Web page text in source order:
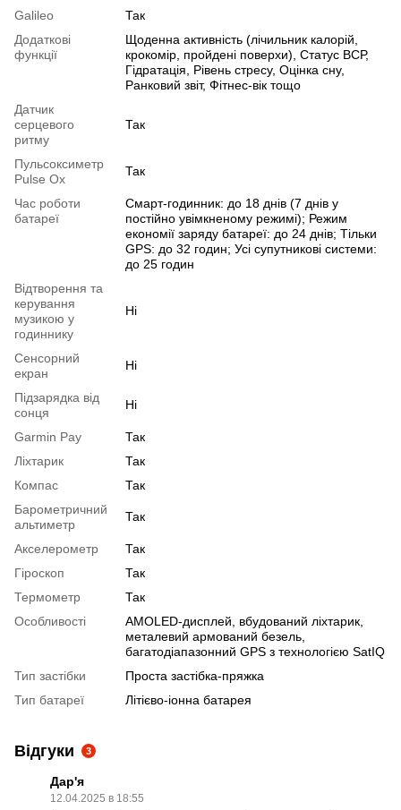
Galileo
Так
Додаткові
функції
Щоденна активність (лічильник калорій,
крокомір, пройдені поверхи), Статус ВСР,
Гідратація, Рівень стресу, Оцінка сну,
Ранковий звіт, Фітнес-вік тощо
Датчик
серцевого
ритму
Так
Пульсоксиметр
Pulse Ox
Так
Час роботи
батареї
Смарт-годинник: до 18 днів (7 днів у
постійно увімкненому режимі); Режим
економії заряду батареї: до 24 днів; Тільки
GPS: до 32 годин; Усі супутникові системи:
до 25 годин
Відтворення та
керування
музикою у
годиннику
Ні
Сенсорний
екран
Ні
Підзарядка від
сонця
Ні
Garmin Pay
Так
Ліхтарик
Так
Компас
Так
Барометричний
альтиметр
Так
Акселерометр
Так
Гіроскоп
Так
Термометр
Так
Особливості
AMOLED-дисплей, вбудований ліхтарик,
металевий армований безель,
багатодіапазонний GPS з технологією SatIQ
Тип застібки
Проста застібка-пряжка
Тип батареї
Літієво-іонна батарея
Відгуки 3
Дар'я
12.04.2025 в 18:55